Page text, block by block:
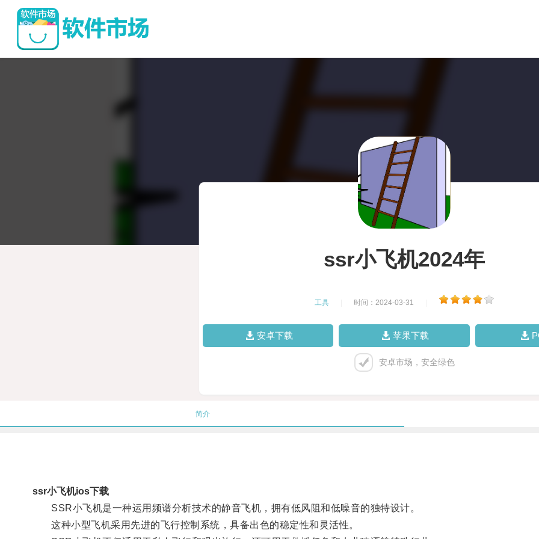
ssr小飞机2024年
工具 时间：2024-03-31
安卓下载 苹果下载
安卓市场，安全绿色
简介
ssr小飞机ios下载
SSR小飞机是一种运用频谱分析技术的静音飞机，拥有低风阻和低噪音的独特设计。
这种小型飞机采用先进的飞行控制系统，具备出色的稳定性和灵活性。